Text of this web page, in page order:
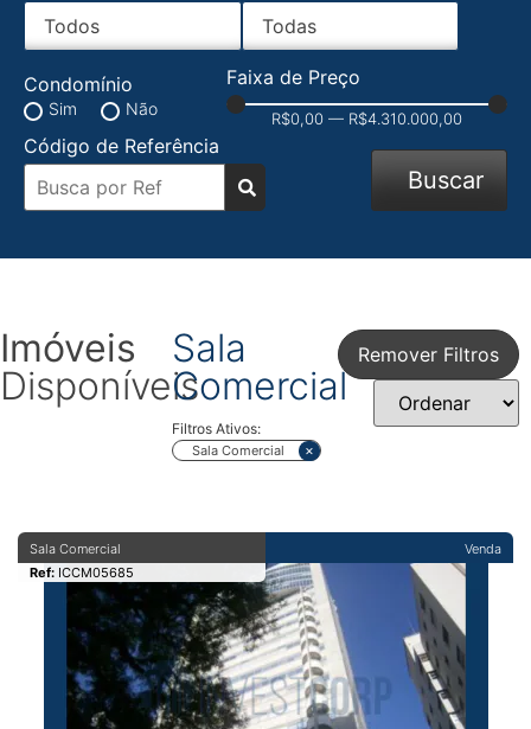
Condomínio
Sim Não
Faixa de Preço
R$0,00 — R$4.310.000,00
Código de Referência
Buscar
Imóveis
Disponíveis
Sala
Comercial
Filtros Ativos:
Sala Comercial ×
Remover Filtros
Venda
Sala Comercial
Ref: ICCM05685